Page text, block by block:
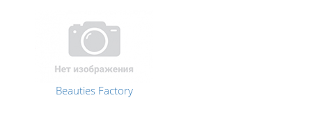
Beauties Factory